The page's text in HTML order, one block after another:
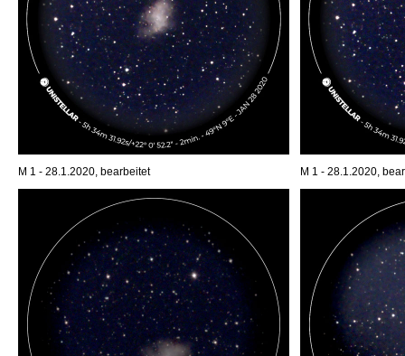
M 1 - 28.1.2020, bearbeitet M 1 - 28.1.2020,